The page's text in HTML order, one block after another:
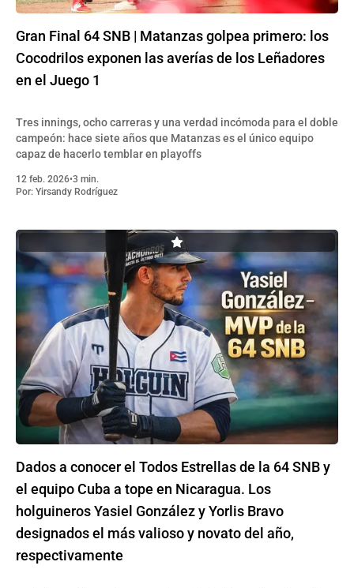
Gran Final 64 SNB | Matanzas golpea primero: los
Cocodrilos exponen las averías de los Leñadores
en el Juego 1
Tres innings, ocho carreras y una verdad incómoda para el doble
campeón: hace siete años que Matanzas es el único equipo
capaz de hacerlo temblar en playoffs
12 feb. 2026•3 min.
Por: Yirsandy Rodríguez
Dados a conocer el Todos Estrellas de la 64 SNB y
el equipo Cuba a tope en Nicaragua. Los
holguineros Yasiel González y Yorlis Bravo
designados el más valioso y novato del año,
respectivamente